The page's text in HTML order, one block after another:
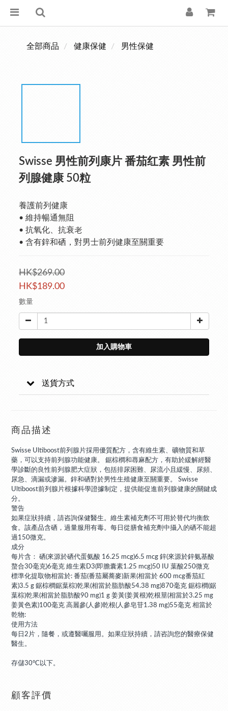
全部商品 健康保健 男性保健
Swisse 男性前列康片 番茄红素 男性前
列腺健康 50粒
養護前列健康
• 維持暢通無阻
• 抗氧化、抗衰老
• 含有鋅和硒，對男士前列健康至關重要
HK$269.00
HK$189.00
數量
加入購物車
送貨方式
商品描述
Swisse Ultiboost前列腺片採用優質配方，含有維生素、礦物質和草
藥，可以支持前列腺功能健康。 鋸棕櫚和蕁麻配方，有助於緩解經醫
學診斷的良性前列腺肥大症狀，包括排尿困難、尿流小且緩慢、尿頻、
尿急、滴漏或滲漏。鋅和硒對於男性生殖健康至關重要。 Swisse
Ultiboost前列腺片根據科學證據制定，提供能促進前列腺健康的關鍵成
分。
警告
如果症狀持續，請咨詢保健醫生。維生素補充劑不可用於替代均衡飲
食。該產品含硒，過量服用有毒。每日從膳食補充劑中攝入的硒不能超
過150微克。
成分
每片含： 硒(來源於硒代蛋氨酸 16.25 mcg)6.5 mcg 鋅(來源於鋅氨基酸
螯合30毫克)6毫克 維生素D3(即膽囊素1.25 mcg)50 IU 葉酸250微克
標準化提取物相當於: 番茄(番茄屬蕎麥)新果(相當於 600 mcg番茄紅
素)3.5 g 鋸棕櫚鋸葉棕)乾果(相當於脂肪酸54.38 mg)870毫克 鋸棕櫚(鋸
葉棕)乾果(相當於脂肪酸90 mg)1 g 姜黃(姜黃根)乾根莖(相當於3.25 mg
姜黃色素)100毫克 高麗參(人參)乾根(人參皂苷1.38 mg)55毫克 相當於
乾物:
使用方法
每日2片，隨餐，或遵醫囑服用。如果症狀持續，請咨詢您的醫療保健
醫生。
存儲30°C以下。
顧客評價